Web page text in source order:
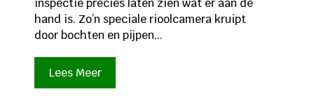
hand is. Zo’n speciale rioolcamera kruipt
door bochten en pijpen...
Lees Meer